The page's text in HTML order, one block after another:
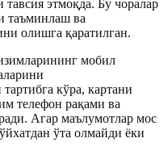
этмоқда. Бу чоралар
таъминлаш ва
олишга қаратилган.
мобил
кўра, картани
телефон рақами ва
Агар маълумотлар мос
ўта олмайди ёки